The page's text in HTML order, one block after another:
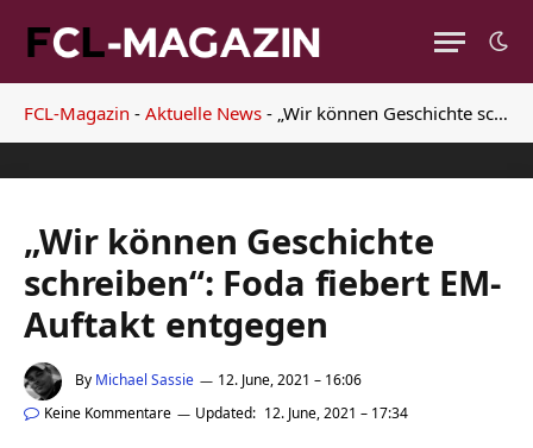
FCL-Magazin - Aktuelle News - „Wir können Geschichte schreiben“: Foda fiebert EM-Auftakt entgegen
„Wir können Geschichte
schreiben“: Foda fiebert EM-
Auftakt entgegen
By Michael Sassie
12. June, 2021 – 16:06
Keine Kommentare
Updated: 12. June, 2021 – 17:34